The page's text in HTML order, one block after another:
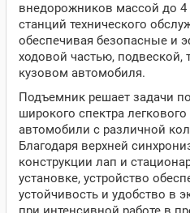
внедорожников массой до
станций технического
обеспечивая безопасные и
ходовой частью, подвеской,
кузовом автомобиля.
Подъемник решает задачи
широкого спектра
автомобили с различной
Благодаря верхней
конструкции лап и
установке, устройство
устойчивость и удобство в